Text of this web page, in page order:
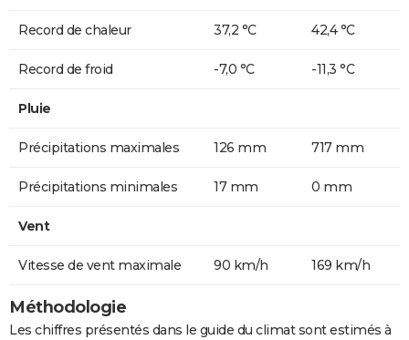
Record de chaleur 37,2 °C 42,4 °C
Record de froid -7,0 °C -11,3 °C
Pluie
Précipitations maximales 126 mm 717 mm
Précipitations minimales 17 mm 0 mm
Vent
Vitesse de vent maximale 90 km/h 169 km/h
Méthodologie
Les chiffres présentés dans le guide du climat sont estimés à